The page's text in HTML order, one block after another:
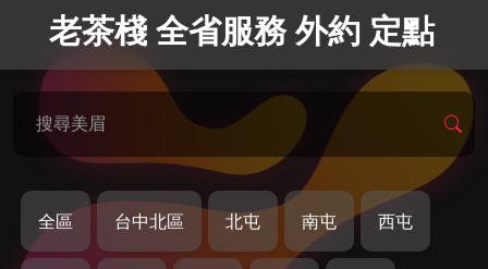
老茶棧 全省服務 外約 定點
搜尋美眉
全區 台中北區 北屯 南屯 西屯